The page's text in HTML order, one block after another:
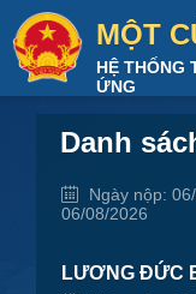
MỘT
HỆ THỐNG
ỨNG
Danh
TRỊNH TRẦN
Ngày nộp:
Ngày nộp:
06/08/2026
LƯƠNG ĐỨC